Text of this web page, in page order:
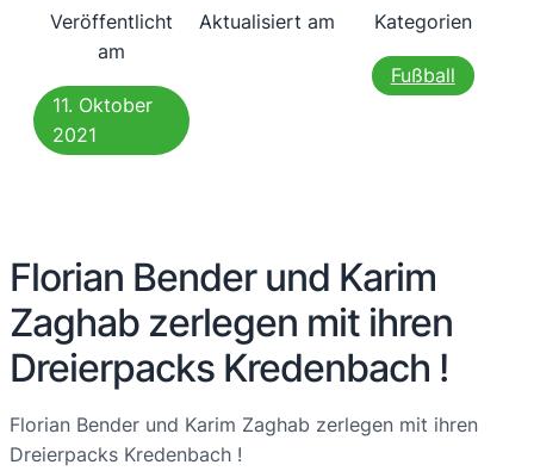
Veröffentlicht
am
11. Oktober
2021
Aktualisiert am Kategorien
Fußball
Florian Bender und Karim
Zaghab zerlegen mit ihren
Dreierpacks Kredenbach !
Florian Bender und Karim Zaghab zerlegen mit ihren
Dreierpacks Kredenbach !